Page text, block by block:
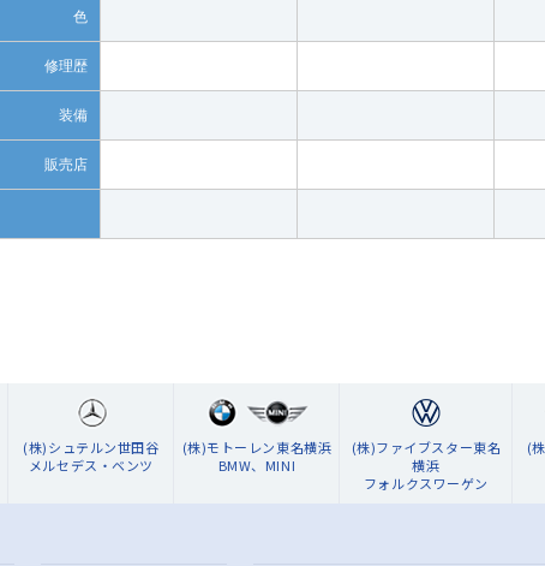
色
修理歴
装備
販売店
(株)シュテルン世田谷
メルセデス・ベンツ
(株)モトーレン東名横浜
BMW、MINI
(株)ファイブスター東名
横浜
フォルクスワーゲン
(